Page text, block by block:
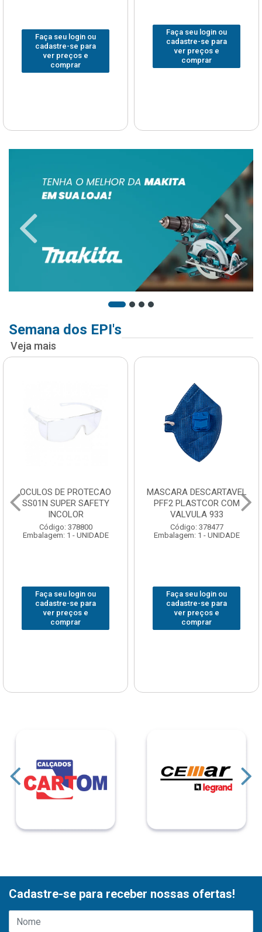
Faça seu login ou
cadastre-se para
ver preços e
comprar
Faça seu login ou
cadastre-se para
ver preços e
comprar
Semana dos EPI's
Veja mais
OCULOS DE PROTECAO
SS01N SUPER SAFETY
INCOLOR
Código: 378800
Embalagem: 1 - UNIDADE
Faça seu login ou
cadastre-se para
ver preços e
comprar
MASCARA DESCARTAVEL
PFF2 PLASTCOR COM
VALVULA 933
Código: 378477
Embalagem: 1 - UNIDADE
Faça seu login ou
cadastre-se para
ver preços e
comprar
Cadastre-se para receber nossas ofertas!